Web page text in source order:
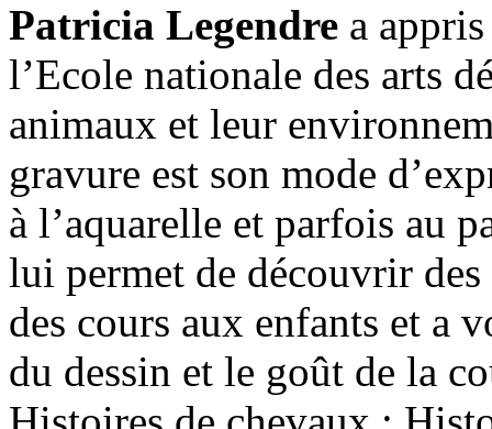
Patricia Legendre a
l’Ecole nationale des arts
animaux et leur
gravure est son mode
à l’aquarelle et parfois au
lui permet de découvrir
des cours aux enfants et a
du dessin et le goût de la